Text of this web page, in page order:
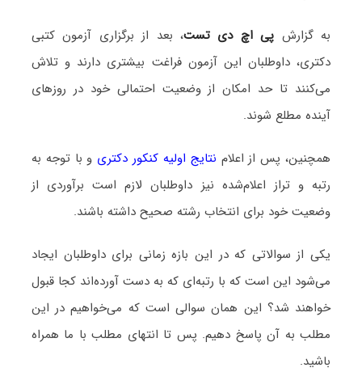
به گزارش پی اچ دی تست، بعد از برگزاری آزمون کتبی
دکتری، داوطلبان این آزمون فراغت بیشتری دارند و تلاش
می‌کنند تا حد امکان از وضعیت احتمالی خود در روزهای
آینده مطلع شوند.
همچنین، پس از اعلام نتایج اولیه کنکور دکتری و با توجه به
رتبه و تراز اعلام‌شده نیز داوطلبان لازم است برآوردی از
وضعیت خود برای انتخاب رشته صحیح داشته باشند.
یکی از سوالاتی که در این بازه زمانی برای داوطلبان ایجاد
می‌شود این است که با رتبه‌ای که به دست آورده‌اند کجا قبول
خواهند شد؟ این همان سوالی است که می‌خواهیم در این
مطلب به آن پاسخ دهیم. پس تا انتهای مطلب با ما همراه
باشید.